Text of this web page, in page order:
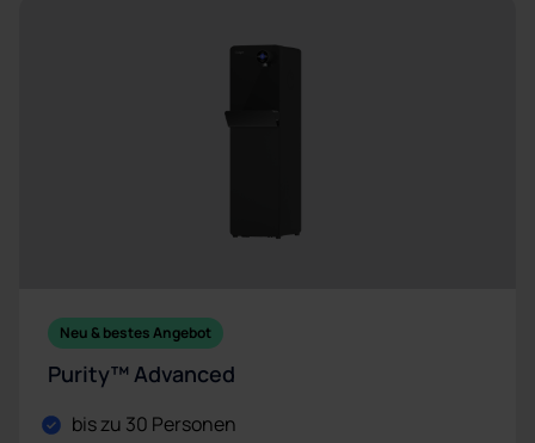
Neu & bestes Angebot
Purity™ Advanced
bis zu 30 Personen